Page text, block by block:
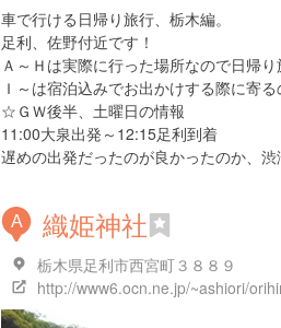
車で行ける日帰り旅行、栃木編。
足利、佐野付近です！
Ａ～Ｈは実際に行った場所なので日帰り
Ｉ～は宿泊込みでお出かけする際に寄
☆ＧＷ後半、土曜日の情報
11:00大泉出発～12:15足利到着
遅めの出発だったのが良かったのか、
A 織姫神社
栃木県足利市西宮町３８８９
http://www6.ocn.ne.jp/~ashiori/